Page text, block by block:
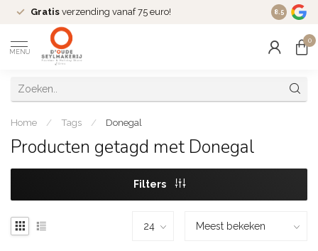
Gratis verzending vanaf 75 euro! Dé
8.5
MENU
0
Home / Tags / Donegal
Producten getagd met Donegal
Filters